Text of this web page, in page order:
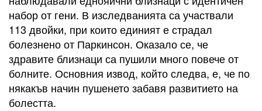
набор от гени. В изследванията са участвали
113 двойки, при които единият е страдал
болезнено от Паркинсон. Оказало се, че
здравите близнаци са пушили много повече от
болните. Основния извод, който следва, е, че по
някакъв начин пушенето забавя развитието на
болестта.